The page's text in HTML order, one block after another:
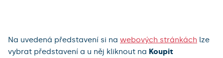
Na uvedená představení si na webových stránkách lze
vybrat představení a u něj kliknout na Koupit